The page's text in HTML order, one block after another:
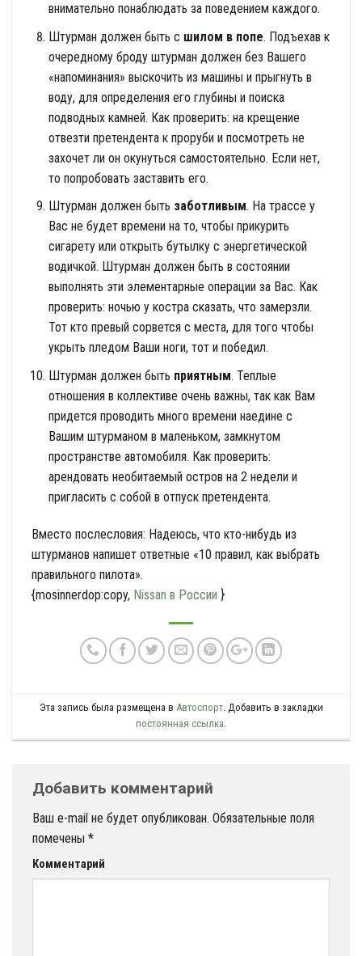
внимательно понаблюдать за поведением каждого.
Штурман должен быть с шилом в попе. Подъехав к
очередному броду штурман должен без Вашего
«напоминания» выскочить из машины и прыгнуть в
воду, для определения его глубины и поиска
подводных камней. Как проверить: на крещение
отвезти претендента к проруби и посмотреть не
захочет ли он окунуться самостоятельно. Если нет,
то попробовать заставить его.
Штурман должен быть заботливым. На трассе у
Вас не будет времени на то, чтобы прикурить
сигарету или открыть бутылку с энергетической
водичкой. Штурман должен быть в состоянии
выполнять эти элементарные операции за Вас. Как
проверить: ночью у костра сказать, что замерзли.
Тот кто превый сорвется с места, для того чтобы
укрыть пледом Ваши ноги, тот и победил.
Штурман должен быть приятным. Теплые
отношения в коллективе очень важны, так как Вам
придется проводить много времени наедине с
Вашим штурманом в маленьком, замкнутом
пространстве автомобиля. Как проверить:
арендовать необитаемый остров на 2 недели и
пригласить с собой в отпуск претендента.
Вместо послесловия: Надеюсь, что кто-нибудь из
штурманов напишет ответные «10 правил, как выбрать
правильного пилота».
{mosinnerdop:copy, Nissan в России }
Эта запись была размещена в Автоспорт. Добавить в закладки
постоянная ссылка.
Добавить комментарий
Ваш e-mail не будет опубликован. Обязательные поля
помечены *
Комментарий